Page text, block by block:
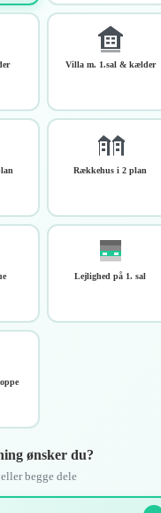
Villa m. 1.sal & kælder
Rækkehus i 2 plan
Lejlighed på 1. sal
ønsker du?
begge dele